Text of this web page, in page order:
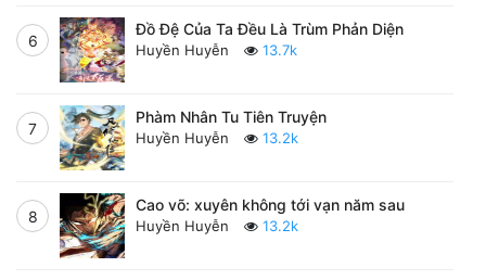
6
Đồ Đệ Của Ta Đều Là Trùm Phản Diện
Huyền Huyễn 13.7k
7
Phàm Nhân Tu Tiên Truyện
Huyền Huyễn 13.2k
8
Cao võ: xuyên không tới vạn năm sau
Huyền Huyễn 13.2k